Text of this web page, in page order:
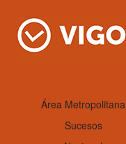
Área Metropolitana
Sucesos